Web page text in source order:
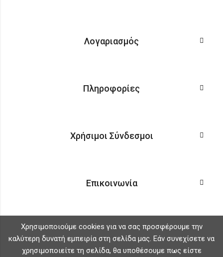
Λογαριασμός
Πληροφορίες
Χρήσιμοι Σύνδεσμοι
Επικοινωνία
Χρησιμοποιούμε cookies για να σας προσφέρουμε την
καλύτερη δυνατή εμπειρία στη σελίδα μας. Εάν συνεχίσετε να
χρησιμοποιείτε τη σελίδα, θα υποθέσουμε πως είστε